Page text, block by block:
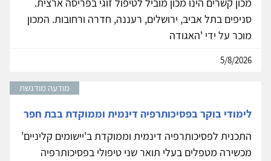
מכון קשרים הינו מכון מוביל לטיפול זוגי בפריסה ארצית.
סניפים בתל אביב, ירושלים, רעננה, חדרה ורחובות. המכון
מוכר על ידי 'האגודה
5/8/2026
מודעה מודגשת
לימודי בוקר בפסיכותרפיה דינמית וממוקדת בבת חפר
התכנית לפסיכותרפיה דינמית וממוקדת ב'יישומים קליניים'
מכשירה מטפלים בעלי תואר שני טיפולי בפסיכותרפיה